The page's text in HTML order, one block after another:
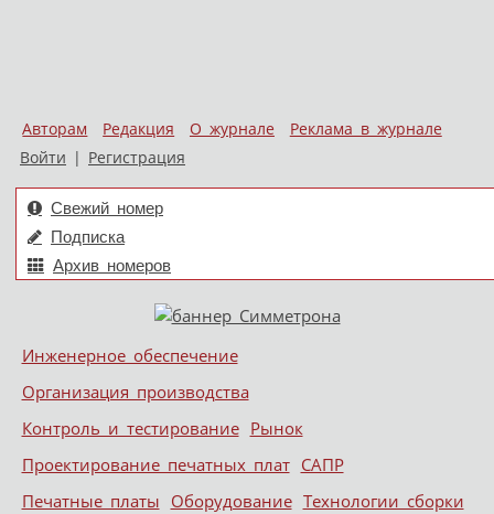
Авторам Редакция О журнале
Реклама в журнале
Войти | Регистрация
Свежий номер
Подписка
Архив номеров
Меню
Skip to content
Инженерное обеспечение
Организация производства
Контроль и тестирование Рынок
Проектирование печатных плат САПР
Печатные платы Оборудование Технологии сборки